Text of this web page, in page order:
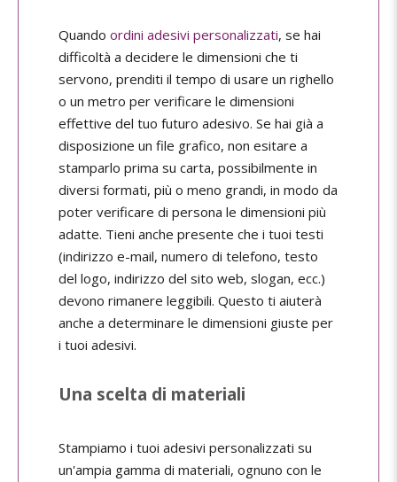
Quando ordini adesivi personalizzati, se hai
difficoltà a decidere le dimensioni che ti
servono, prenditi il tempo di usare un righello
o un metro per verificare le dimensioni
effettive del tuo futuro adesivo. Se hai già a
disposizione un file grafico, non esitare a
stamparlo prima su carta, possibilmente in
diversi formati, più o meno grandi, in modo da
poter verificare di persona le dimensioni più
adatte. Tieni anche presente che i tuoi testi
(indirizzo e-mail, numero di telefono, testo
del logo, indirizzo del sito web, slogan, ecc.)
devono rimanere leggibili. Questo ti aiuterà
anche a determinare le dimensioni giuste per
i tuoi adesivi.
Una scelta di materiali
Stampiamo i tuoi adesivi personalizzati su
un'ampia gamma di materiali, ognuno con le